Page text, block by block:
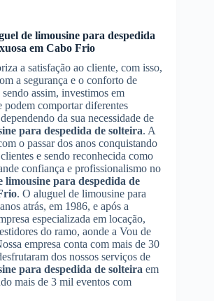
de limousine para despedida
em Cabo Frio
a satisfação ao cliente, com isso,
a segurança e o conforto de
sendo assim, investimos em
podem comportar diferentes
da sua necessidade de
para despedida de solteira. A
o passar dos anos conquistando
e sendo reconhecida como
confiança e profissionalismo no
limousine para despedida de
. O aluguel de limousine para
atrás, em 1986, e após a
especializada em locação,
do ramo, aonde a Vou de
empresa conta com mais de 30
dos nossos serviços de
para despedida de solteira em
mais de 3 mil eventos com